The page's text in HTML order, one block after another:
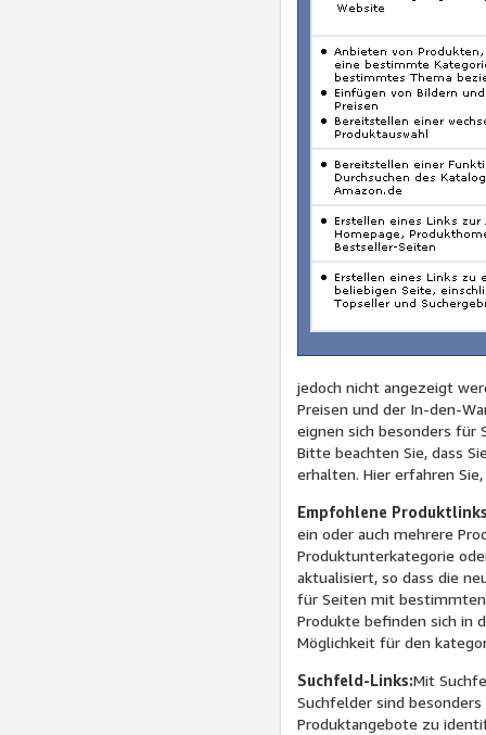
jedoch nicht angezeigt
Preisen und der In-den-
eignen sich besonders für
Bitte beachten Sie, dass
erhalten. Hier erfahren
Empfohlene
ein oder auch mehrere
Produktunterkategorie
aktualisiert, so dass die
für Seiten mit bestimmten
Produkte befinden sich in
Möglichkeit für den
Suchfeld-Links:Mit
Suchfelder sind
Produktangebote zu